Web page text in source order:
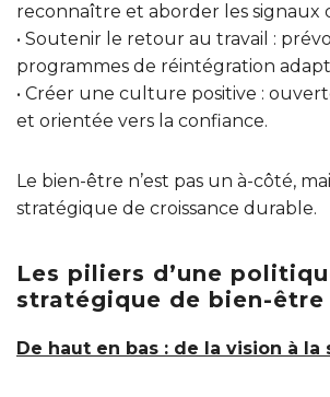
reconnaître et aborder les signaux
• Soutenir le retour au travail :
programmes de réintégration
• Créer une culture positive :
et orientée vers la confiance.
Le bien-être n’est pas un à-côté,
stratégique de croissance durable.
Les piliers d’une
stratégique de bien-être
De haut en bas : de la vision à la